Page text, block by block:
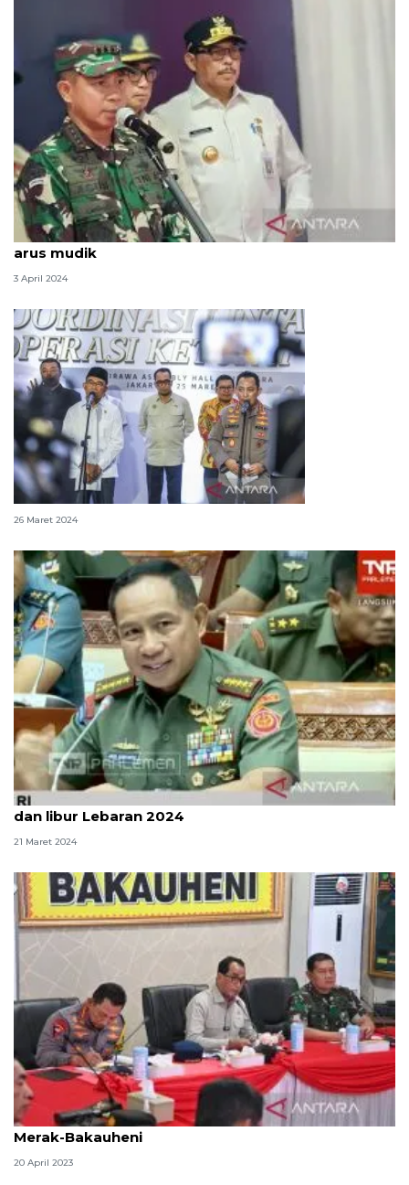
Panglima: TNI siap personel dan peralatan dukung
arus mudik
3 April 2024
10 imbauan pemerintah untuk pemudik
26 Maret 2024
TNI siapkan 67.955 prajurit bantu amankan mudik
dan libur Lebaran 2024
21 Maret 2024
Menhub ungkap sejumlah catatan arus mudik di
Merak-Bakauheni
20 April 2023